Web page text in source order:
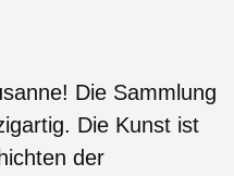
Die Sammlung
Die Kunst ist
der